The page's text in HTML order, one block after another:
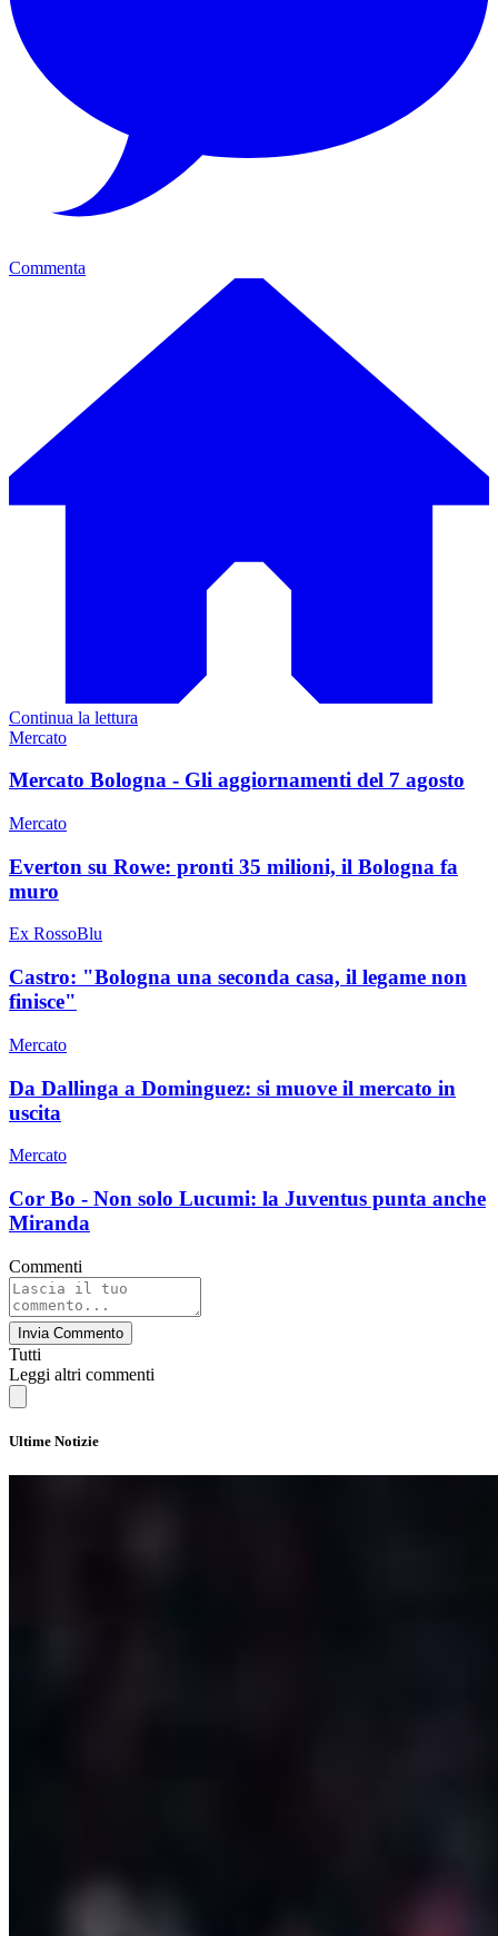
Commenta
Continua la lettura
Mercato
Mercato Bologna - Gli aggiornamenti del 7 agosto
Mercato
Everton su Rowe: pronti 35 milioni, il Bologna fa
muro
Ex RossoBlu
Castro: "Bologna una seconda casa, il legame non
finisce"
Mercato
Da Dallinga a Dominguez: si muove il mercato in
uscita
Mercato
Cor Bo - Non solo Lucumi: la Juventus punta anche
Miranda
Commenti
Invia Commento
Tutti
Leggi altri commenti
Ultime Notizie